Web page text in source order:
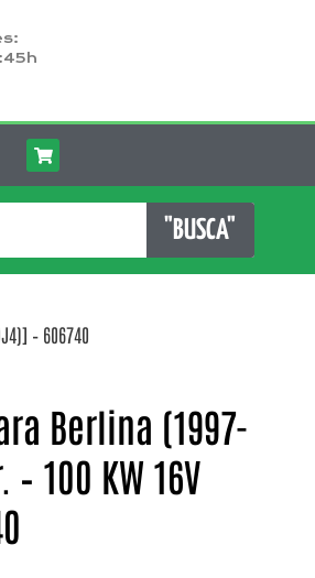
"BUSCA"
– 606740
Berlina (1997-
100 KW 16V